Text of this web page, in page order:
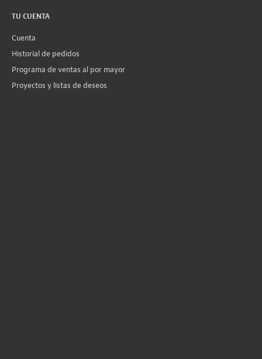
TU CUENTA
Cuenta
Historial de pedidos
Programa de ventas al por mayor
Proyectos y listas de deseos